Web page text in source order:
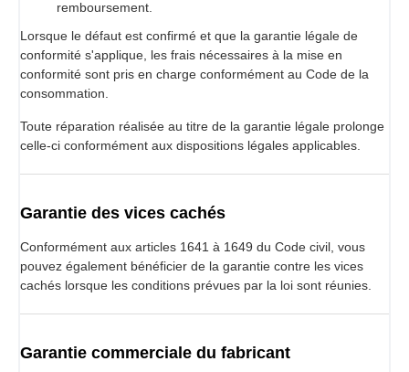
remboursement.
Lorsque le défaut est confirmé et que la garantie légale de
conformité s'applique, les frais nécessaires à la mise en
conformité sont pris en charge conformément au Code de la
consommation.
Toute réparation réalisée au titre de la garantie légale prolonge
celle-ci conformément aux dispositions légales applicables.
Garantie des vices cachés
Conformément aux articles 1641 à 1649 du Code civil, vous
pouvez également bénéficier de la garantie contre les vices
cachés lorsque les conditions prévues par la loi sont réunies.
Garantie commerciale du fabricant